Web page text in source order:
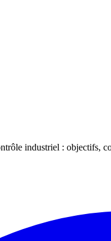
industriel : objectifs,